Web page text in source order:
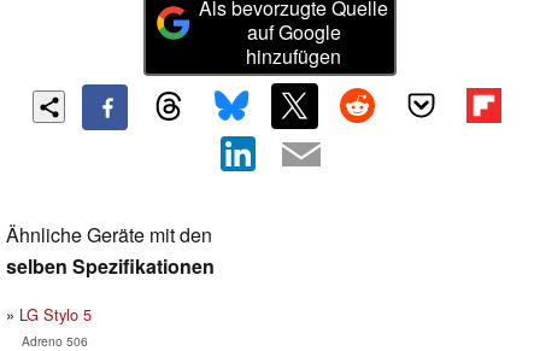
Als bevorzugte Quelle
auf Google
hinzufügen
Ähnliche Geräte mit den
selben Spezifikationen
LG Stylo 5
Adreno 506